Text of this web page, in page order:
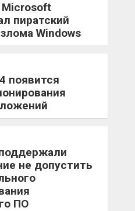
Microsoft
пиратский
Windows
появится
не допустить
ПО